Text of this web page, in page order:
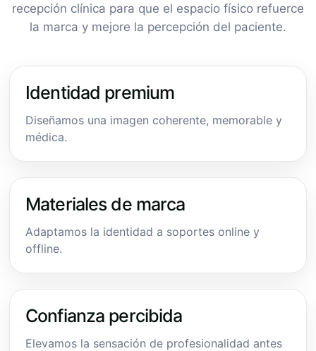
recepción clínica para que el espacio físico refuerce
la marca y mejore la percepción del paciente.
Identidad premium
Diseñamos una imagen coherente, memorable y
médica.
Materiales de marca
Adaptamos la identidad a soportes online y
offline.
Confianza percibida
Elevamos la sensación de profesionalidad antes